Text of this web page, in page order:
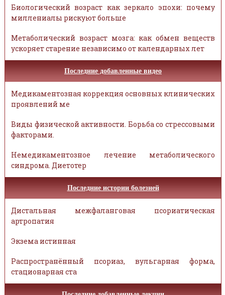
Биологический возраст как зеркало эпохи: почему
миллениалы рискуют больше
Метаболический возраст мозга: как обмен веществ
ускоряет старение независимо от календарных лет
Последние добавленные видео
Медикаментозная коррекция основных клинических
проявлений ме
Виды физической активности. Борьба со стрессовыми
факторами.
Немедикаментозное лечение метаболического
синдрома. Диетотер
Последние истории болезней
Дистальная межфаланговая псориатическая
артропатия
Экзема истинная
Распространённый псориаз, вульгарная форма,
стационарная ста